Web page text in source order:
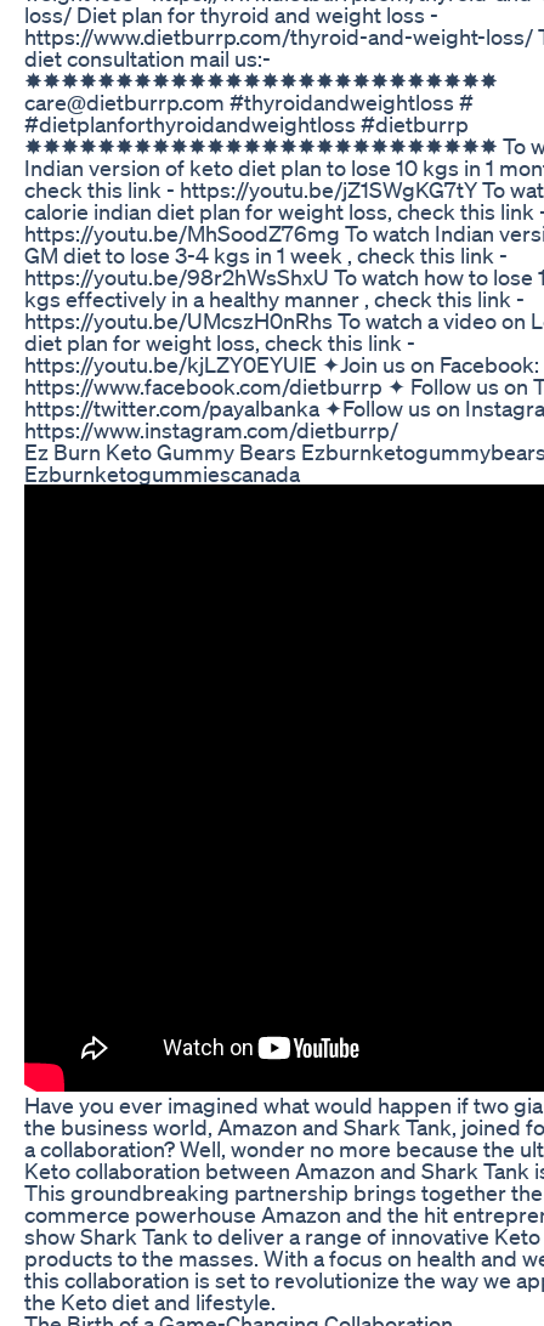
loss/ Diet plan for thyroid and weight loss -
https://www.dietburrp.com/thyroid-and-weight-loss/
diet consultation mail us:-
✸✸✸✸✸✸✸✸✸✸✸✸✸✸✸✸✸✸✸✸✸✸✸✸✸✸
care@dietburrp.com #thyroidandweightloss #
#dietplanforthyroidandweightloss #dietburrp
✸✸✸✸✸✸✸✸✸✸✸✸✸✸✸✸✸✸✸✸✸✸✸✸✸✸ To
Indian version of keto diet plan to lose 10 kgs in 1
check this link - https://youtu.be/jZ1SWgKG7tY To
calorie indian diet plan for weight loss, check this link
https://youtu.be/MhSoodZ76mg To watch Indian
GM diet to lose 3-4 kgs in 1 week , check this link -
https://youtu.be/98r2hWsShxU To watch how to lose
kgs effectively in a healthy manner , check this link -
https://youtu.be/UMcszH0nRhs To watch a video on
diet plan for weight loss, check this link -
https://youtu.be/kjLZY0EYUlE ✦Join us on Facebook:
https://www.facebook.com/dietburrp ✦ Follow us on
https://twitter.com/payalbanka ✦Follow us on
https://www.instagram.com/dietburrp/
Ez Burn Keto Gummy Bears
Ezburnketogummiescanada
Have you ever imagined what would happen if two
the business world, Amazon and Shark Tank, joined
a collaboration? Well, wonder no more because the
Keto collaboration between Amazon and Shark Tank
This groundbreaking partnership brings together
commerce powerhouse Amazon and the hit
show Shark Tank to deliver a range of innovative Keto
products to the masses. With a focus on health and
this collaboration is set to revolutionize the way we
the Keto diet and lifestyle.